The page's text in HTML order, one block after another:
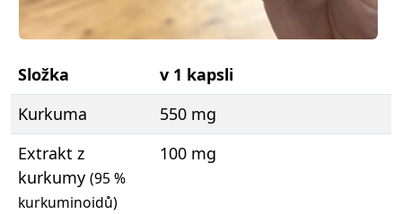
Složka
v 1 kapsli
Kurkuma
550 mg
Extrakt z
kurkumy (95 %
kurkuminoidů)
100 mg